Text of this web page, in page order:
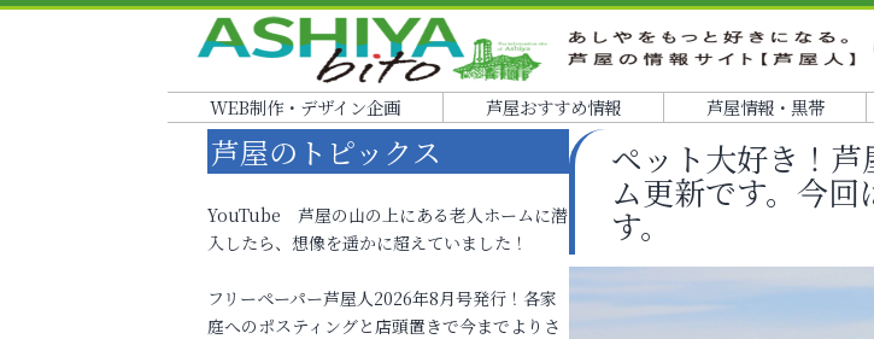
WEB制作・デザイン企画 芦屋おすすめ情報 芦屋情報・黒帯
ペット大好き！
ム更新です。今
す。
芦屋のトピックス
YouTube 芦屋の山の上にある老人ホームに潜
入したら、想像を遥かに超えていました！
フリーペーパー芦屋人2026年8月号発行！各家
庭へのポスティングと店頭置きで今までよりさ